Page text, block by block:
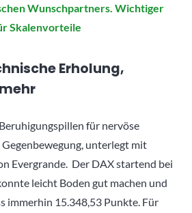
Wunschpartners. Wichtiger
Skalenvorteile
Erholung,
für nervöse
unterlegt mit
Evergrande. Der DAX startend bei
leicht Boden gut machen und
immerhin 15.348,53 Punkte. Für